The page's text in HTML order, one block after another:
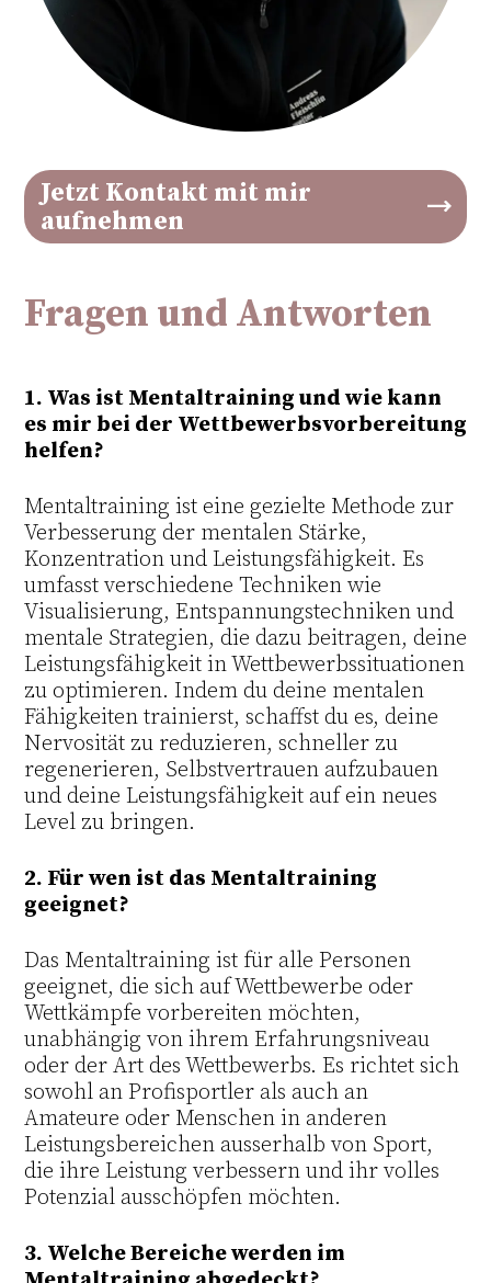
Jetzt Kontakt mit mir
aufnehmen
Fragen und Antworten
1. Was ist Mentaltraining und wie kann
es mir bei der Wettbewerbsvorbereitung
helfen?
Mentaltraining ist eine gezielte Methode zur
Verbesserung der mentalen Stärke,
Konzentration und Leistungsfähigkeit. Es
umfasst verschiedene Techniken wie
Visualisierung, Entspannungstechniken und
mentale Strategien, die dazu beitragen, deine
Leistungsfähigkeit in Wettbewerbssituationen
zu optimieren. Indem du deine mentalen
Fähigkeiten trainierst, schaffst du es, deine
Nervosität zu reduzieren, schneller zu
regenerieren, Selbstvertrauen aufzubauen
und deine Leistungsfähigkeit auf ein neues
Level zu bringen.
2. Für wen ist das Mentaltraining
geeignet?
Das Mentaltraining ist für alle Personen
geeignet, die sich auf Wettbewerbe oder
Wettkämpfe vorbereiten möchten,
unabhängig von ihrem Erfahrungsniveau
oder der Art des Wettbewerbs. Es richtet sich
sowohl an Profisportler als auch an
Amateure oder Menschen in anderen
Leistungsbereichen ausserhalb von Sport,
die ihre Leistung verbessern und ihr volles
Potenzial ausschöpfen möchten.
3. Welche Bereiche werden im